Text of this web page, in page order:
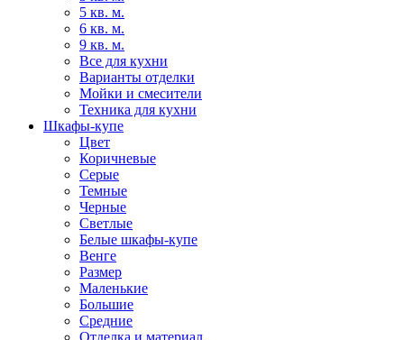
5 кв. м.
6 кв. м.
9 кв. м.
Все для кухни
Варианты отделки
Мойки и смесители
Техника для кухни
Шкафы-купе
Цвет
Коричневые
Серые
Темные
Черные
Светлые
Белые шкафы-купе
Венге
Размер
Маленькие
Большие
Средние
Отделка и материал